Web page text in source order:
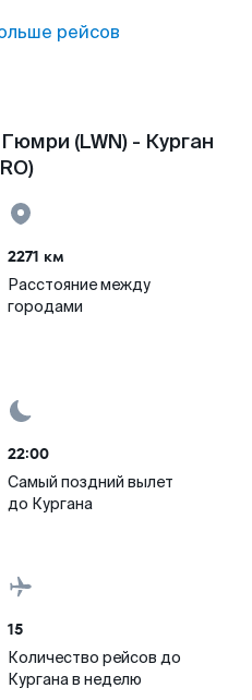
рейсов
(LWN) - Курган
2271 км
Расстояние между
городами
22:00
Самый поздний вылет
до Кургана
15
Количество рейсов до
Кургана в неделю